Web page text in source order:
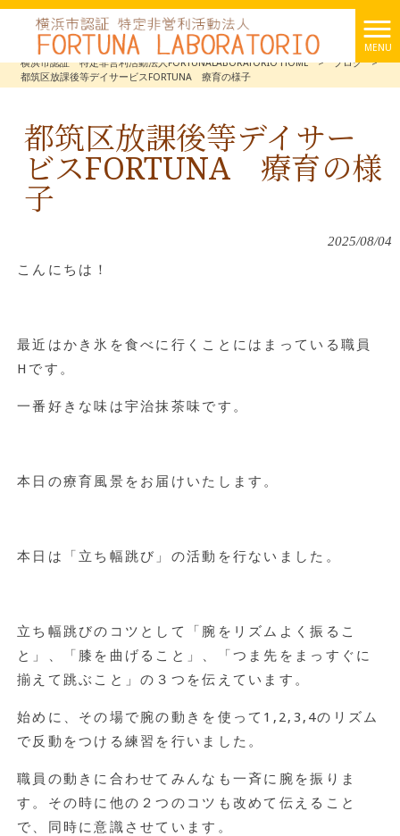
MENU
横浜市認証 特定非営利活動法人FORTUNALABORATORIO HOME
> ブログ
>
都筑区放課後等デイサービスFORTUNA 療育の様子
都筑区放課後等デイサー
ビスFORTUNA 療育の様
子
2025/08/04
こんにちは！
最近はかき氷を食べに行くことにはまっている職員
H です。
一番好きな味は宇治抹茶味です。
本日の療育風景をお届けいたします。
本日は「立ち幅跳び」の活動を行ないました。
立ち幅跳びのコツとして「腕をリズムよく振るこ
と」、「膝を曲げること」、「つま先をまっすぐに
揃えて跳ぶこと」の３つを伝えています。
始めに、その場で腕の動きを使って 1,2,3,4のリズム
で反動をつける練習を行いました。
職員の動きに合わせてみんなも一斉に腕を振りま
す。その時に他の２つのコツも改めて伝えること
で、同時に意識させています。